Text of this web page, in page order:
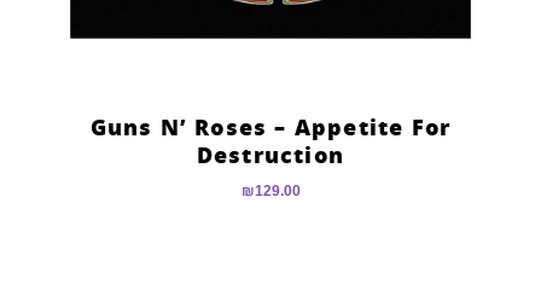
Guns N’ Roses – Appetite For
Destruction
₪129.00